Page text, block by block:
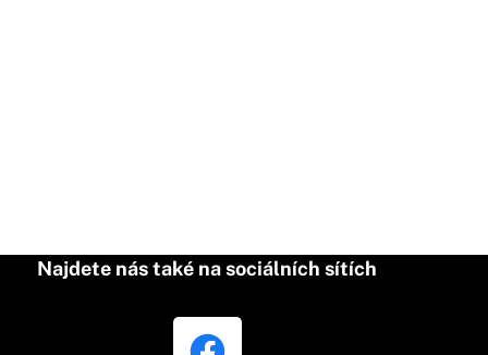
Najdete nás také na sociálních sítích